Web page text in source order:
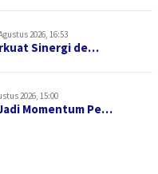
2026, 16:53
Sinergi de…
2026, 15:00
Momentum Pe…